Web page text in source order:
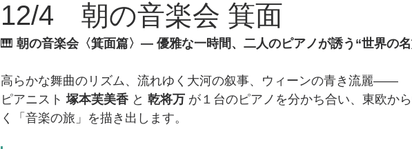
12/4 朝の音楽会 箕面
🎹 朝の音楽会〈箕面篇〉— 優雅な一時間、二人のピアノが誘う“世界の
高らかな舞曲のリズム、流れゆく大河の叙事、ウィーンの青き流麗――
ピアニスト 塚本芙美香 と 乾将万 が１台のピアノを分かち合い、東欧か
く「音楽の旅」を描き出します。